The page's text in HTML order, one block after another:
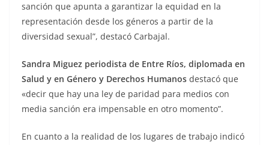
sanción que apunta a garantizar la equidad en la
representación desde los géneros a partir de la
diversidad sexual”, destacó Carbajal.
Sandra Miguez periodista de Entre Ríos, diplomada en
Salud y en Género y Derechos Humanos destacó que
«decir que hay una ley de paridad para medios con
media sanción era impensable en otro momento”.
En cuanto a la realidad de los lugares de trabajo indicó